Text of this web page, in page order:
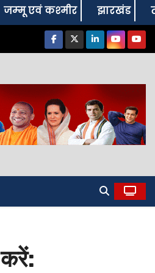
जम्‍मू एवं कश्‍मीर झारखंड
करें: